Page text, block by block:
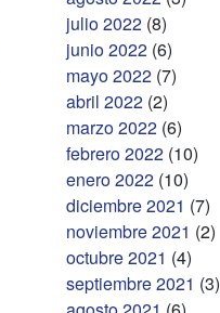
julio 2022 (8)
junio 2022 (6)
mayo 2022 (7)
abril 2022 (2)
marzo 2022 (6)
febrero 2022 (10)
enero 2022 (10)
diciembre 2021 (7)
noviembre 2021 (2)
octubre 2021 (4)
septiembre 2021 (3)